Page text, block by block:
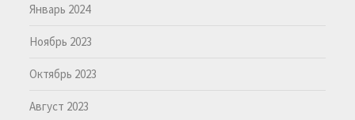
Январь 2024
Ноябрь 2023
Октябрь 2023
Август 2023